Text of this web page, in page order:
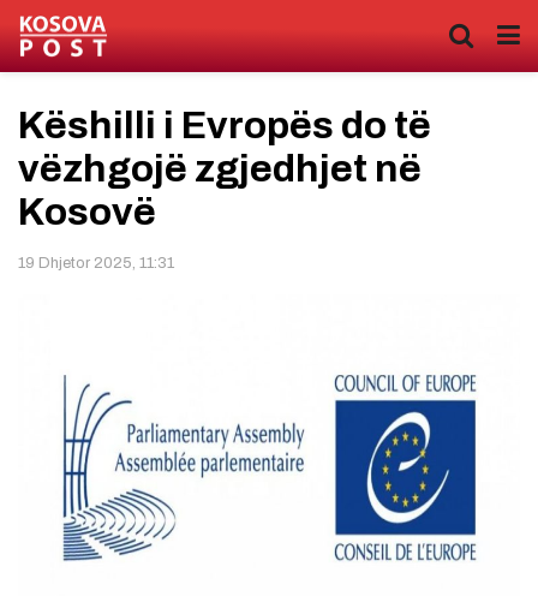
Këshilli i Evropës do të
vëzhgojë zgjedhjet në
Kosovë
19 Dhjetor 2025, 11:31